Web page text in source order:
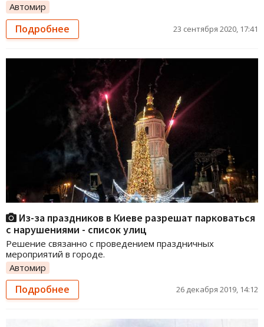
Автомир
Подробнее 23 сентября 2020, 17:41
Из-за праздников в Киеве разрешат парковаться
с нарушениями - список улиц
Решение связанно с проведением праздничных
мероприятий в городе.
Автомир
Подробнее 26 декабря 2019, 14:12